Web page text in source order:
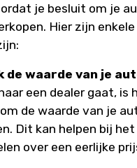
je besluit om je
Hier zijn
de waarde van je
een dealer gaat, is
de waarde van je
Dit kan helpen bij het
over een eerlijke